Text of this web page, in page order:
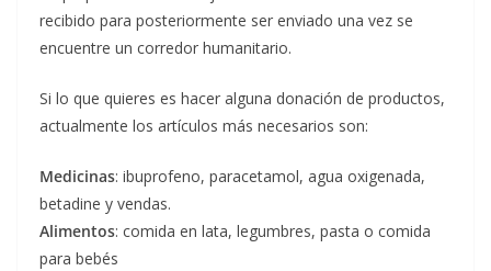
recibido para posteriormente ser enviado una vez se
encuentre un corredor humanitario.
Si lo que quieres es hacer alguna donación de productos,
actualmente los artículos más necesarios son:
Medicinas: ibuprofeno, paracetamol, agua oxigenada,
betadine y vendas.
Alimentos: comida en lata, legumbres, pasta o comida
para bebés